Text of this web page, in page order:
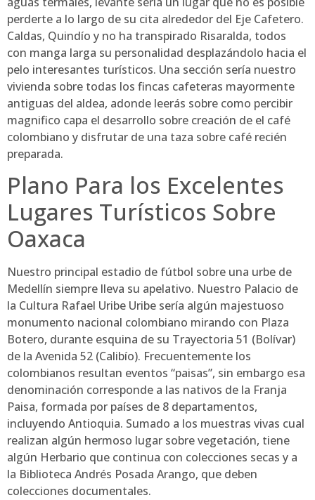
perderte a lo largo de su cita alrededor del Eje Cafetero.
Caldas, Quindío y no ha transpirado Risaralda, todos
con manga larga su personalidad desplazándolo hacia el
pelo interesantes turísticos. Una sección serí­a nuestro
vivienda sobre todas los fincas cafeteras mayormente
antiguas del aldea, adonde leerás sobre como percibir
magnifico capa el desarrollo sobre creación de el café
colombiano y disfrutar de una taza sobre café recién
preparada.
Plano Para los Excelentes
Lugares Turísticos Sobre
Oaxaca
Nuestro principal estadio de fútbol sobre una urbe de
Medellín siempre lleva su apelativo. Nuestro Palacio de
la Cultura Rafael Uribe Uribe serí­a algún majestuoso
monumento nacional colombiano mirando con Plaza
Botero, durante esquina de su Trayectoria 51 (Bolívar)
de la Avenida 52 (Calibío). Frecuentemente los
colombianos resultan eventos “paisas”, sin embargo esa
denominación corresponde a las nativos de la Franja
Paisa, formada por países de 8 departamentos,
incluyendo Antioquia. Sumado a los muestras vivas cual
realizan algún hermoso lugar sobre vegetación, tiene
algún Herbario que continua con colecciones secas y a
la Biblioteca Andrés Posada Arango, que deben
colecciones documentales.